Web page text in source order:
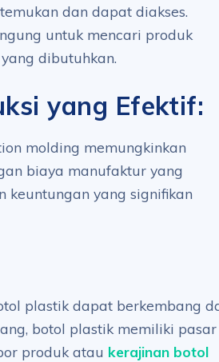
dan dapat diakses.
untuk mencari produk
dibutuhkan.
yang Efektif:
molding memungkinkan
biaya manufaktur yang
keuntungan yang signifikan
plastik dapat berkembang
botol plastik memiliki pasar
produk atau kerajinan botol